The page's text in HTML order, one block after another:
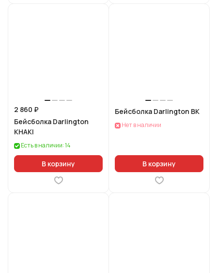
2 860 ₽
Бейсболка Darlington
KHAKI
Есть в наличии: 14
В корзину
Бейсболка Darlington BK
Нет в наличии
В корзину